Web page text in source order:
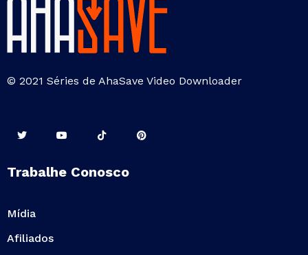
© 2021 Séries de AhaSave Video Downloader
Trabalhe Conosco
Mídia
Afiliados